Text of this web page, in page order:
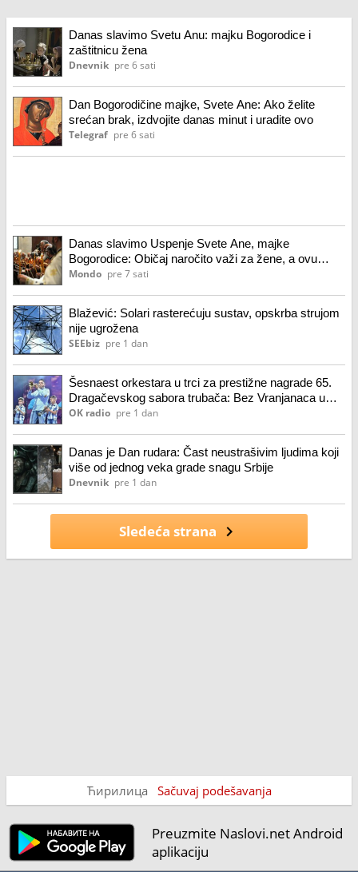
Danas slavimo Svetu Anu: majku Bogorodice i
zaštitnicu žena
Dnevnik pre 6 sati
Dan Bogorodičine majke, Svete Ane: Ako želite
srećan brak, izdvojite danas minut i uradite ovo
Telegraf pre 6 sati
Danas slavimo Uspenje Svete Ane, majke
Bogorodice: Običaj naročito važi za žene, a ovu
molitvu treba izgovoriti
Mondo pre 7 sati
Blažević: Solari rasterećuju sustav, opskrba strujom
nije ugrožena
SEEbiz pre 1 dan
Šesnaest orkestara u trci za prestižne nagrade 65.
Dragačevskog sabora trubača: Bez Vranjanaca u
takmičarskom delu
OK radio pre 1 dan
Danas je Dan rudara: Čast neustrašivim ljudima koji
više od jednog veka grade snagu Srbije
Dnevnik pre 1 dan
Sledeća strana
Ћирилица Sačuvaj podešavanja
Preuzmite Naslovi.net Android
aplikaciju